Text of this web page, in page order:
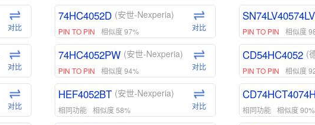
对比
对比
对比
74HC4052D (安世-Nexperia)
PIN TO PIN 相似度 97% 对比
74HC4052PW (安世-Nexperia)
PIN TO PIN 相似度 94% 对比
HEF4052BT (安世-Nexperia)
相同功能 相似度 58% 对比
PIN TO PIN 相似度
CD54HC4052 (
PIN TO PIN 相似度
相同功能 相似度 90%